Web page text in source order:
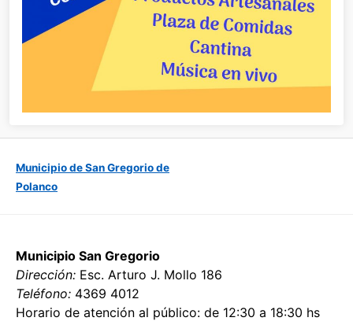
Municipio de San Gregorio de
Polanco
Municipio San Gregorio
Dirección: Esc. Arturo J. Mollo 186
Teléfono: 4369 4012
Horario de atención al público: de 12:30 a 18:30 hs